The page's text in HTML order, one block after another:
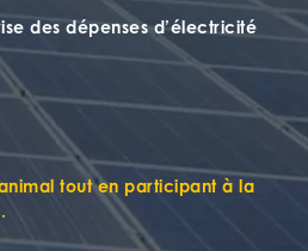
des dépenses d’électricité
tout en participant à la
.